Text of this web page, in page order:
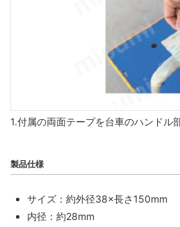
1.付属の両面テープを台車のハンドル
製品仕様
サイズ：約外径38×長さ150mm
内径：約28mm